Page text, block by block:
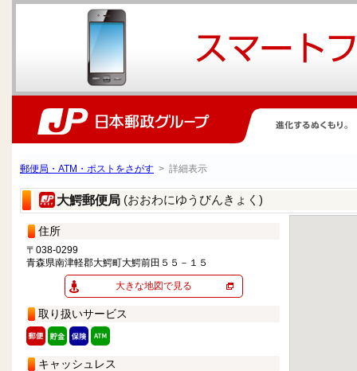
郵便局・ATM・ポストをさがす > 詳細表示
大鰐郵便局 (おおわにゆうびんきょく)
住所
〒038-0299
青森県南津軽郡大鰐町大鰐前田５５－１５
大きな地図で見る
取り扱いサービス
キャッシュレス